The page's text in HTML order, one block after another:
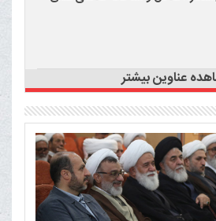
عناوین بیشتر